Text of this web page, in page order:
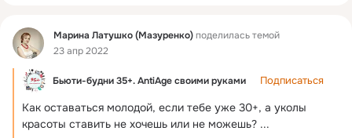
Фид Марина Латушко (Мазуренко)поделилась темой
23 апр 2022
Бьюти-будни 35+. AntiAge своими руками Подписаться
Как оставаться молодой, если тебе уже 30+, а уколы
красоты ставить не хочешь или не можешь? ...